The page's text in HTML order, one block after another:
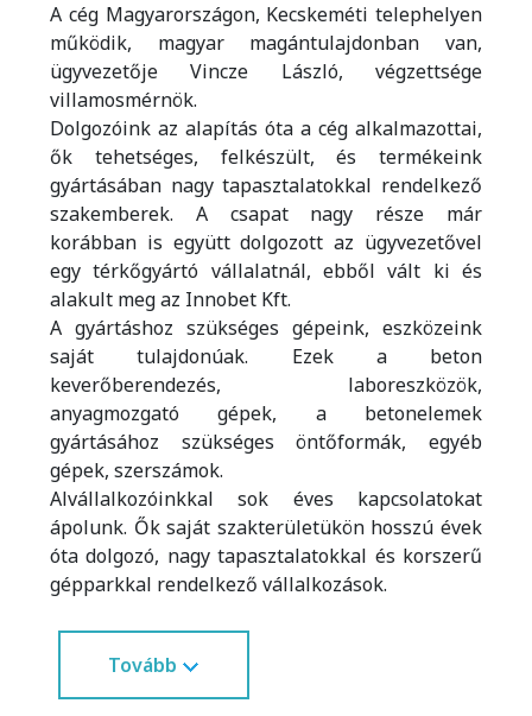
A cég Magyarországon, Kecskeméti telephelyen
működik, magyar magántulajdonban van,
ügyvezetője Vincze László, végzettsége
villamosmérnök.
Dolgozóink az alapítás óta a cég alkalmazottai,
ők tehetséges, felkészült, és termékeink
gyártásában nagy tapasztalatokkal rendelkező
szakemberek. A csapat nagy része már
korábban is együtt dolgozott az ügyvezetővel
egy térkőgyártó vállalatnál, ebből vált ki és
alakult meg az Innobet Kft.
A gyártáshoz szükséges gépeink, eszközeink
saját tulajdonúak. Ezek a beton
keverőberendezés, laboreszközök,
anyagmozgató gépek, a betonelemek
gyártásához szükséges öntőformák, egyéb
gépek, szerszámok.
Alvállalkozóinkkal sok éves kapcsolatokat
ápolunk. Ők saját szakterületükön hosszú évek
óta dolgozó, nagy tapasztalatokkal és korszerű
gépparkkal rendelkező vállalkozások.
Tovább